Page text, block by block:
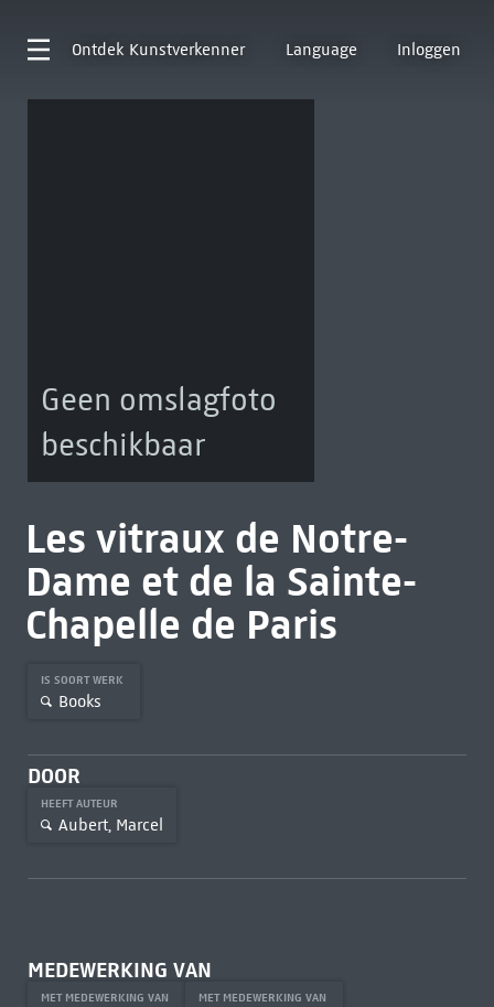
Ontdek Kunstverkenner Language Inloggen
Geen omslagfoto
beschikbaar
Les vitraux de Notre-
Dame et de la Sainte-
Chapelle de Paris
IS SOORT WERK
Books
DOOR
HEEFT AUTEUR
Aubert, Marcel
MEDEWERKING VAN
MET MEDEWERKING VAN MET MEDEWERKING VAN